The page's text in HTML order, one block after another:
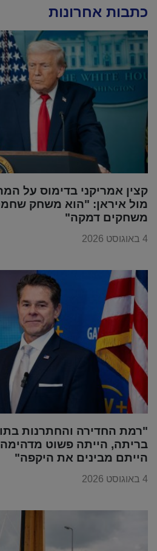
כתבות אחרונות
קצין אמריקני בדימוס על
מול איראן: "הוא משחק
משחקים דמקה"
4 באוגוסט 2026
"רמת החדירה והחתרנות
בריתה, הייתה פשוט
הייתם מבינים את היקפה"
4 באוגוסט 2026